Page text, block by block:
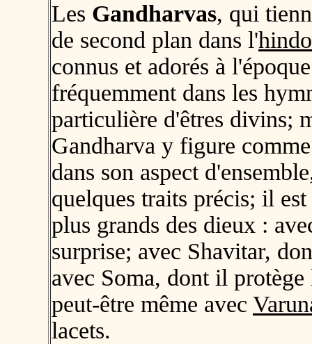
Les Gandharvas, qui
de second plan dans l'
connus et adorés à
fréquemment dans les
particulière d'êtres divins;
Gandharva y figure
dans son aspect
quelques traits précis; il
plus grands des dieux :
surprise; avec Shavitar,
avec Soma, dont il
peut-être même avec
lacets.